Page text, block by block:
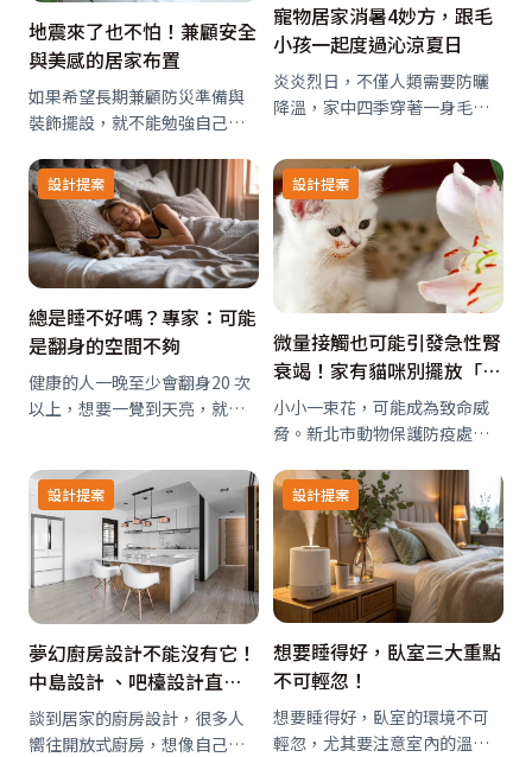
地震來了也不怕！兼顧安全
與美感的居家布置
如果希望長期兼顧防災準備與
裝飾擺設，就不能勉強自己將
的減災效果就可以了。舉例來
說，即使想在高處裝飾物品，
只要物品夠輕就沒有太大問
題；妥善挑選裝飾的位置，就
算擺上盤子風險也不大…
寵物居家消暑4妙方，跟毛
小孩一起度過沁涼夏日
炎炎烈日，不僅人類需要防曬
降溫，家中四季穿著一身毛衣
狗狗的體溫又比人類高出2℃，
在台灣夏天高溫悶熱的環境
下，若不小心中暑，可能導致
狗狗休克昏迷，甚至死亡！想
避免毛小孩體溫飆升…
設計提案
總是睡不好嗎？專家：可能
是翻身的空間不夠
健康的人一晚至少會翻身20 次
以上，想要一覺到天亮，就必
設計提案
微量接觸也可能引發急性腎
衰竭！家有貓咪別擺放「這
類鮮花」
小小一束花，可能成為致命威
脅。新北市動物保護防疫處提
貓咪具有高度毒性，即使只是
微量接觸，也可能在短時間內
引發急性腎衰竭。對養貓家庭
而言，看似優雅的室內擺設，
其實可能隱藏致命風…
設計提案
夢幻廚房設計不能沒有它！
中島設計 、吧檯設計直接
加100分
談到居家的廚房設計，很多人
嚮往開放式廚房，想像自己吃
設計提案
想要睡得好，臥室三大重點
不可輕忽！
想要睡得好，臥室的環境不可
輕忽，尤其要注意室內的溫